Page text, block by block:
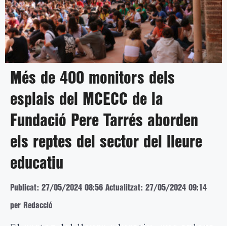
Més de 400 monitors dels
esplais del MCECC de la
Fundació Pere Tarrés aborden
els reptes del sector del lleure
educatiu
Publicat: 27/05/2024 08:56 Actualitzat: 27/05/2024 09:14
per Redacció